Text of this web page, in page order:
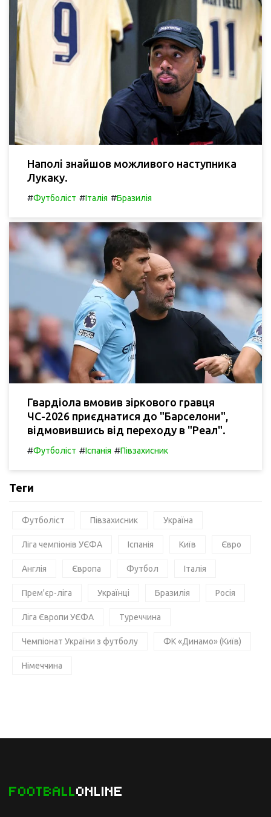
Наполі знайшов можливого наступника
Лукаку.
#Футболіст #Італія #Бразилія
Гвардіола вмовив зіркового гравця
ЧС-2026 приєднатися до "Барселони",
відмовившись від переходу в "Реал".
#Футболіст #Іспанія #Півзахисник
Теги
Футболіст Півзахисник Україна
Ліга чемпіонів УЄФА Іспанія Київ Євро
Англія Європа Футбол Італія
Прем'єр-ліга Українці Бразилія Росія
Ліга Європи УЄФА Туреччина
Чемпіонат України з футболу ФК «Динамо» (Київ)
Німеччина
FOOTBALLONLINE